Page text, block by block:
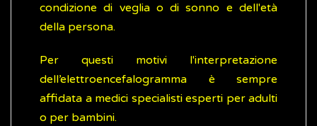
condizione di veglia o di sonno e dell'età
della persona.
Per questi motivi l'interpretazione
dell’elettroencefalogramma è sempre
affidata a medici specialisti esperti per adulti
o per bambini.